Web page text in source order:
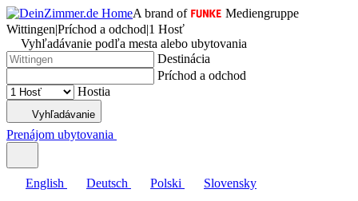
A brand of
Mediengruppe
Wittingen|Príchod a odchod|1 Hosť
Vyhľadávanie podľa mesta alebo ubytovania
Destinácia
Príchod a odchod
Hostia
Vyhľadávanie
Prenájom ubytovania
English Deutsch Polski Slovensky